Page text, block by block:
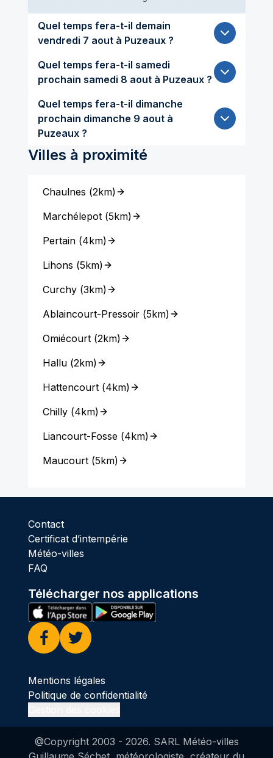
Quel temps fera-t-il demain
vendredi 7 aout à Puzeaux ?
Quel temps fera-t-il samedi
prochain samedi 8 aout à Puzeaux ?
Quel temps fera-t-il dimanche
prochain dimanche 9 aout à
Puzeaux ?
Villes à proximité
Chaulnes (2km)
Marchélepot(5km)
Pertain(4km)
Lihons (5km)
Curchy(3km)
Ablaincourt-Pressoir(5km)
Omiécourt(2km)
Hallu(2km)
Hattencourt(4km)
Chilly(4km)
Liancourt-Fosse(4km)
Maucourt(5km)
Contact
Certificat d’intempérie
Météo-villes
FAQ
Télécharger nos applications
Facebook
Twitter
Mentions légales
Politique de confidentialité
@Copyright 2003 - 2026. SARL Météo-villes